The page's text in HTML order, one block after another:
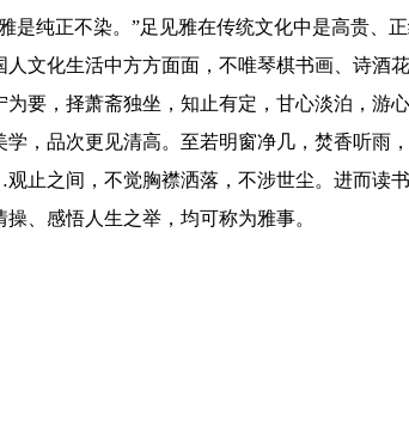
是纯正不染。”足见雅在传统文化中是高贵、
人文化生活中方方面面，不唯琴棋书画、诗酒
为要，择萧斋独坐，知止有定，甘心淡泊，游
学，品次更见清高。至若明窗净几，焚香听雨
止之间，不觉胸襟洒落，不涉世尘。进而读书
操、感悟人生之举，均可称为雅事。